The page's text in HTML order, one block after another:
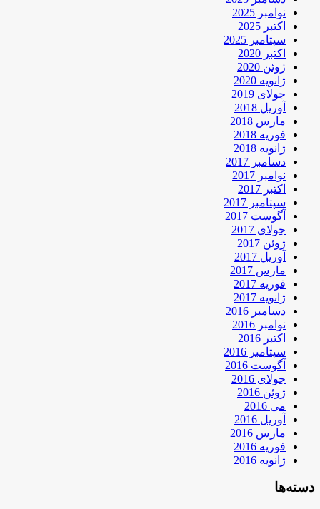
نوامبر 2025
اکتبر 2025
سپتامبر 2025
اکتبر 2020
ژوئن 2020
ژانویه 2020
جولای 2019
آوریل 2018
مارس 2018
فوریه 2018
ژانویه 2018
دسامبر 2017
نوامبر 2017
اکتبر 2017
سپتامبر 2017
آگوست 2017
جولای 2017
ژوئن 2017
آوریل 2017
مارس 2017
فوریه 2017
ژانویه 2017
دسامبر 2016
نوامبر 2016
اکتبر 2016
سپتامبر 2016
آگوست 2016
جولای 2016
ژوئن 2016
می 2016
آوریل 2016
مارس 2016
فوریه 2016
ژانویه 2016
دسته‌ها